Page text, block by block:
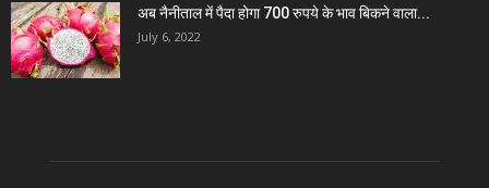
अब नैनीताल में पैदा होगा 700 रुपये के भाव बिकने वाला...
July 6, 2022